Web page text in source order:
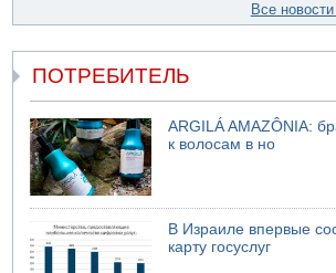
Все
ПОТРЕБИТЕЛЬ
ARGILÁ AMAZÔNIA:
к волосам в но
В Израиле впервые
карту госуслуг